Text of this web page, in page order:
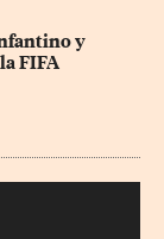
y
FIFA